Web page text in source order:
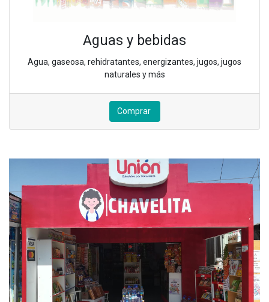
Aguas y bebidas
Agua, gaseosa, rehidratantes, energizantes, jugos, jugos
naturales y más
Comprar